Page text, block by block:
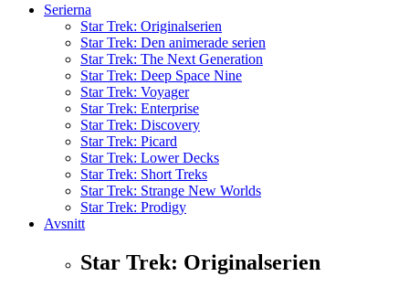
Serierna
Star Trek: Originalserien
Star Trek: Den animerade serien
Star Trek: The Next Generation
Star Trek: Deep Space Nine
Star Trek: Voyager
Star Trek: Enterprise
Star Trek: Discovery
Star Trek: Picard
Star Trek: Lower Decks
Star Trek: Short Treks
Star Trek: Strange New Worlds
Star Trek: Prodigy
Avsnitt
Star Trek: Originalserien